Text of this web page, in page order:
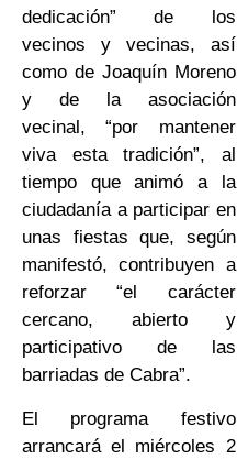
dedicación” de los
vecinos y vecinas, así
como de Joaquín Moreno
y de la asociación
vecinal, “por mantener
viva esta tradición”, al
tiempo que animó a la
ciudadanía a participar en
unas fiestas que, según
manifestó, contribuyen a
reforzar “el carácter
cercano, abierto y
participativo de las
barriadas de Cabra”.
El programa festivo
arrancará el miércoles 2